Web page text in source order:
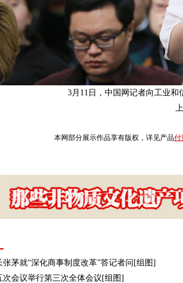
3月11日，中国网记者向工业
本网部分展示作品享有版权，详见产品付
张茅就“深化商事制度改革”答记者问[组图]
次会议举行第三次全体会议[组图]